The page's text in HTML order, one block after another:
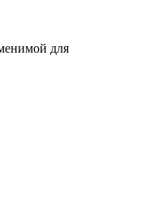
для